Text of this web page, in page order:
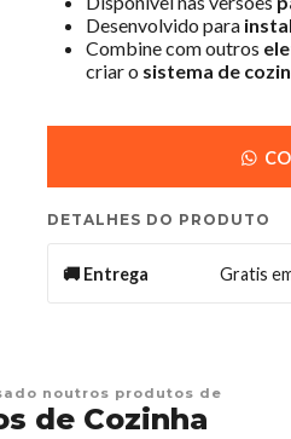
Desenvolvido para
Combine com outros
criar o sistema de
DETALHES DO PRODUTO
🚚 Entrega Gratis
noutros produtos de
de Cozinha